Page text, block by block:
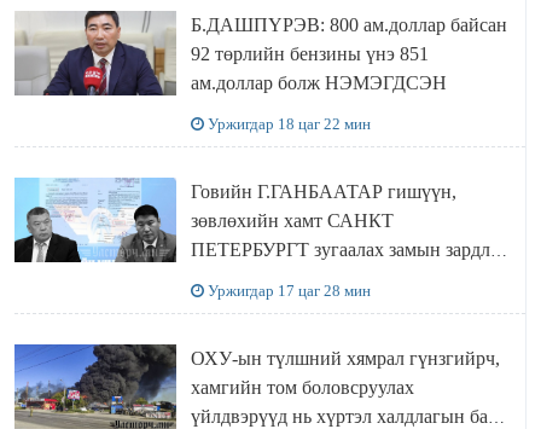
Б.ДАШПҮРЭВ: 800 ам.доллар байсан
92 төрлийн бензины үнэ 851
ам.доллар болж НЭМЭГДСЭН
Уржигдар 18 цаг 22 мин
Говийн Г.ГАНБААТАР гишүүн,
зөвлөхийн хамт САНКТ
ПЕТЕРБУРГТ зугаалах замын зардлаа
Уржигдар 17 цаг 28 мин
ОХУ-ын түлшний хямрал гүнзгийрч,
хамгийн том боловсруулах
үйлдвэрүүд нь хүртэл халдлагын бай